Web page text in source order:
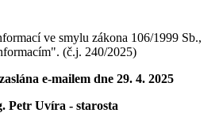
ve smylu zákona 106/1999 Sb.,
(č.j. 240/2025)
e-mailem dne 29. 4. 2025
Petr Uvíra - starosta